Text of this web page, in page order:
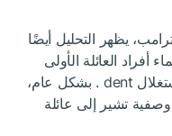
يظهر التحليل أيضًا
أفراد العائلة الأولى
الآخرين، بما في ذلك ميلانيا وبارون، لاستغلال dent . بشكل عام،
تشير إلى عائلة